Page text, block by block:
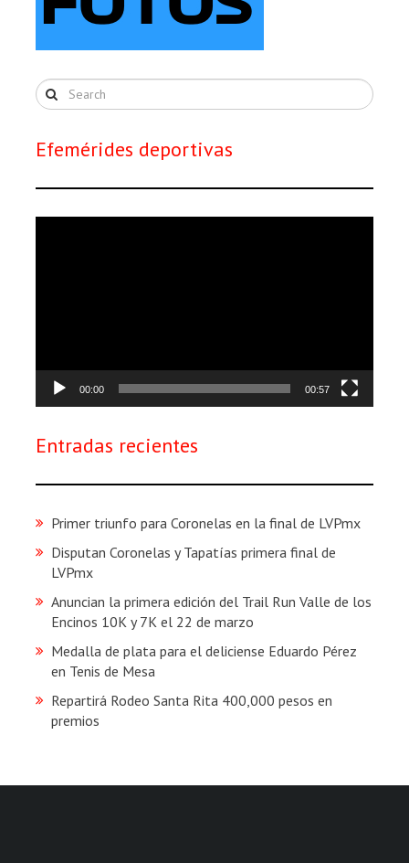
Efemérides deportivas
00:00 00:57
Entradas recientes
Primer triunfo para Coronelas en la final de LVPmx
Disputan Coronelas y Tapatías primera final de
LVPmx
Anuncian la primera edición del Trail Run Valle de los
Encinos 10K y 7K el 22 de marzo
Medalla de plata para el deliciense Eduardo Pérez
en Tenis de Mesa
Repartirá Rodeo Santa Rita 400,000 pesos en
premios